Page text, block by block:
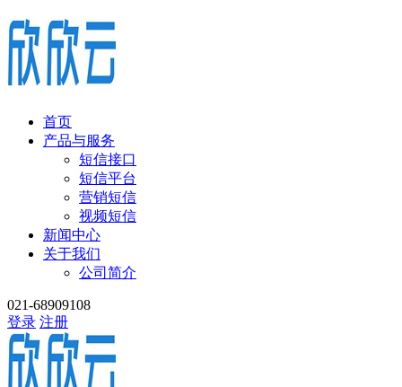
首页
产品与服务
短信接口
短信平台
营销短信
视频短信
新闻中心
关于我们
公司简介
021-68909108
登录 注册